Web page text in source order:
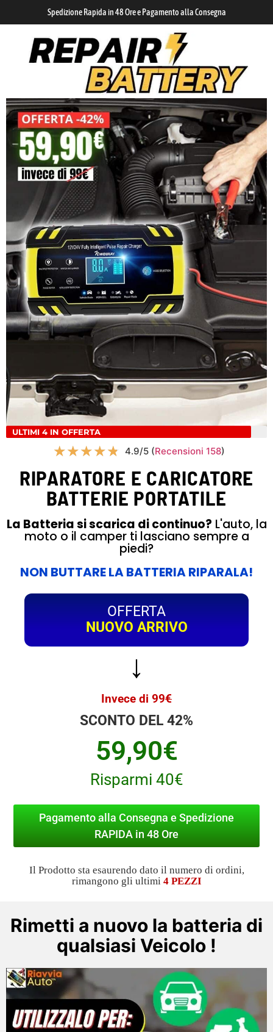
Spedizione Rapida in 48 Ore e Pagamento alla Consegna
ULTIMI 4 IN OFFERTA
★★★★★ 4.9/5 (Recensioni 158)
RIPARATORE E CARICATORE
BATTERIE PORTATILE
La Batteria si scarica di continuo? L'auto, la
moto o il camper ti lasciano sempre a
piedi?
NON BUTTARE LA BATTERIA RIPARALA!
OFFERTA
NUOVO ARRIVO
↓
Invece di 99€
SCONTO DEL 42%
59,90€
Risparmi 40€
Pagamento alla Consegna e Spedizione
RAPIDA in 48 Ore
Il Prodotto sta esaurendo dato il numero di ordini,
rimangono gli ultimi 4 PEZZI
Rimetti a nuovo la batteria di
qualsiasi Veicolo !